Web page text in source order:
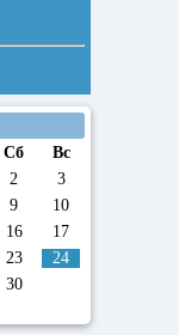
Сб
Вс
2
3
9
10
16
17
23
24
30